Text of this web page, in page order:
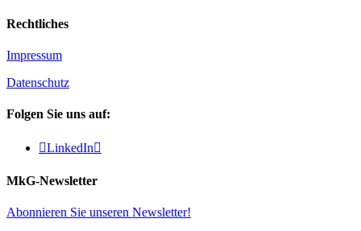
Rechtliches
Impressum
Datenschutz
Folgen Sie uns auf:
LinkedIn
MkG-Newsletter
Abonnieren Sie unseren Newsletter!